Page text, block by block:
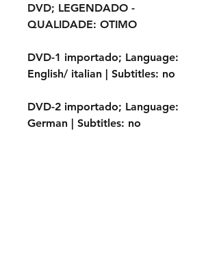
DVD; LEGENDADO -
QUALIDADE: OTIMO
DVD-1 importado; Language:
English/ italian | Subtitles: no
DVD-2 importado; Language:
German | Subtitles: no